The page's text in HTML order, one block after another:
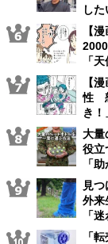
し
【
「
【
性
き！
大量
役立
「
見
外来
「
「